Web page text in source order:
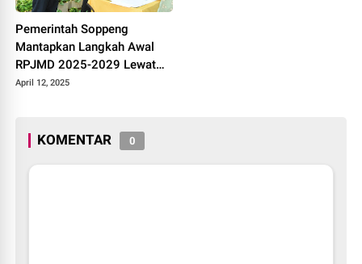
Pemerintah Soppeng
Mantapkan Langkah Awal
RPJMD 2025-2029 Lewat
Musrembang RKPD 2026
April 12, 2025
KOMENTAR 0